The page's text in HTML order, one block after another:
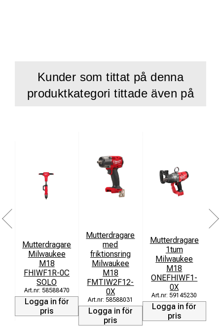
Tekniska data
Spindelstorlek: M14
Strömbrytare: Paddelbrytare (Dödmansgrepp)
Levereras med
AVS-sidohandtag
FIXTEC™-mutter
2x dammskydd
125 mm Safety Guard
Kunder som tittat på denna
produktkategori tittade även på
Mutterdragare
Milwaukee
M18
FHIWF1R-0C
SOLO
58588470
Logga in för
pris
Mutterdragare
med
friktionsring
Milwaukee
M18
FMTIW2F12-
0X
58588031
Logga in för
pris
Mutterdragare
1tum
Milwaukee
M18
ONEFHIWF1-
0X
59145230
Logga in för
pris